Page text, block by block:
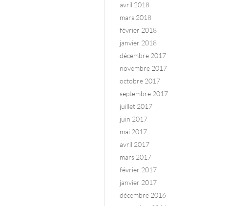
avril 2018
mars 2018
février 2018
janvier 2018
décembre 2017
novembre 2017
octobre 2017
septembre 2017
juillet 2017
juin 2017
mai 2017
avril 2017
mars 2017
février 2017
janvier 2017
décembre 2016